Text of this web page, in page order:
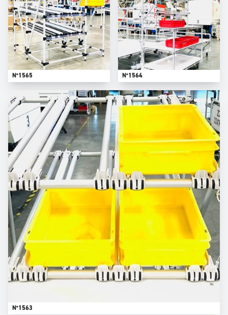
N°1565 N°1564
N°1563